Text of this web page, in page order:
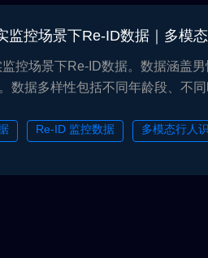
监控场景下Re-ID数据｜多模
控场景下Re-ID数据。数据涵盖
数据多样性包括不同年龄段、不
人体属性信息。数据可用于Re-ID等
Re-ID 监控数据
多模态行人